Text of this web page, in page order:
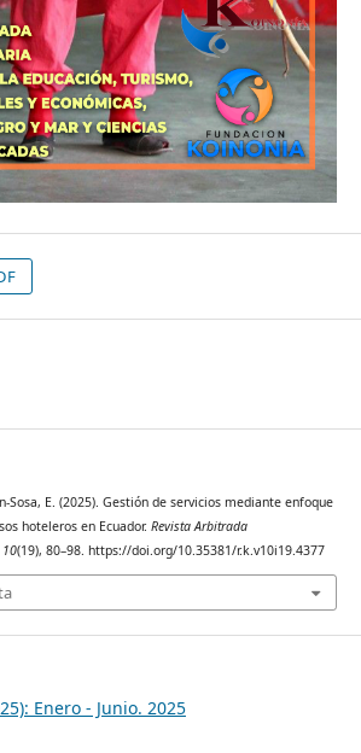
Sosa, E. (2025). Gestión de servicios mediante enfoque
hoteleros en Ecuador. Revista Arbitrada
10(19), 80–98. https://doi.org/10.35381/r.k.v10i19.4377
Enero - Junio. 2025